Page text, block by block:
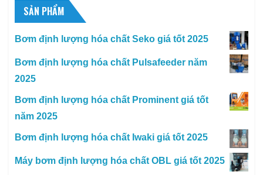
SẢN PHẨM
Bơm định lượng hóa chất Seko giá tốt 2025
Bơm định lượng hóa chất Pulsafeeder năm
2025
Bơm định lượng hóa chất Prominent giá tốt
năm 2025
Bơm định lượng hóa chất Iwaki giá tốt 2025
Máy bơm định lượng hóa chất OBL giá tốt 2025